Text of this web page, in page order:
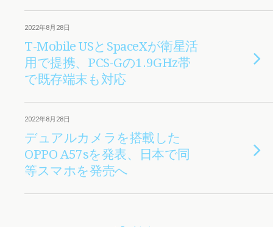
2022年8月28日
T-Mobile USとSpaceXが衛星活
用で提携、PCS-Gの1.9GHz帯
で既存端末も対応
2022年8月28日
デュアルカメラを搭載した
OPPO A57sを発表、日本で同
等スマホを発売へ